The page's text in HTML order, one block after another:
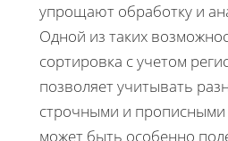
упрощают обработку и
Одной из таких
сортировка с учетом
позволяет учитывать
строчными и прописными
может быть особенно